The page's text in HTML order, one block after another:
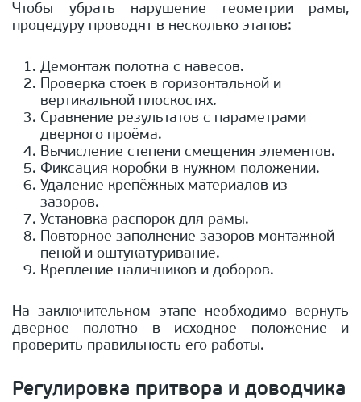
Чтобы убрать нарушение геометрии рамы,
процедуру проводят в несколько этапов:
Демонтаж полотна с навесов.
Проверка стоек в горизонтальной и
вертикальной плоскостях.
Сравнение результатов с параметрами
дверного проёма.
Вычисление степени смещения элементов.
Фиксация коробки в нужном положении.
Удаление крепёжных материалов из
зазоров.
Установка распорок для рамы.
Повторное заполнение зазоров монтажной
пеной и оштукатуривание.
Крепление наличников и доборов.
На заключительном этапе необходимо вернуть
дверное полотно в исходное положение и
проверить правильность его работы.
Регулировка притвора и доводчика